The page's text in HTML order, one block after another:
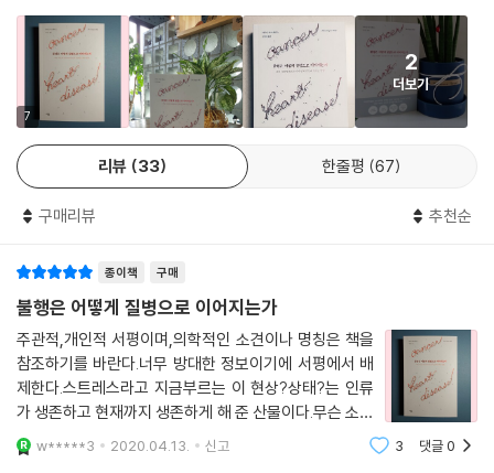
도 크다는 뜻이다. 예컨대 ACE 범주 네 가지 이상에 해당하는 사람은 ACE
지수가 0점인 사람에 비해 심장병과 암에 걸릴 가능성이 2배 컸고 만성폐
쇄성폐질환에 걸릴 가능성은 3.5배 컸다.
--- p.88
최초의 ACE 연구에 참여한 사람들 중 70퍼센트가 코카서스인종, 즉 백인
이었고, 70퍼센트가 대학 교육을 받았다. 게다가 참가자들은 카이저 의료
센터 환자들이니 훌륭한 의료 서비스를 누리고 있었다. 후속 ACE 연구들
도 최초의 연구 결과가 옳았음을 계속해서 입증했다. ACE 연구로 촉발된
과 무관하게 그 자체만으로 미국(과 전 세계)의 가장 흔하고 심각한 질병
다수의 위험 요인이라는 사실을 명백히 밝혀냈다.
--- p.90
디에고가 유독성 스트레스 반응을 겪고 있다는 점에는 의심의 여지가 없었
다. 아이가 네 살 때 당한 성적 학대도 그렇고, 그밖에도 디에고의 가족은
아이의 스트레스 반응 체계에 과도한 부담을 가하는 여러 곤란을 겪어왔기
환, 이혼으로 아이들이 받은 정신적 상처가 몸에 극렬한 질병으로 나타나
는 것을 생생하게 목격했다.
일반적인 치료법으로는 쉽게 건강을 회복하지 못하는 아이들을 만나서면
서 해리스는 아동기에 겪은 부정적인 경험이 정신 건강뿐만 아니라 면역계
와 뇌 발달에 심각한 영향을 미쳐 신체 건강에 까지 영향을 끼치는 것이 아
닌가하는 강한 의문을 품는다. 『불행은 어떻게 질병으로 이어지는가(원제
: The Deepest Well, 심심 刊)』는 의사이자 공중보건 전문가인 저자가
싼 의문들을 해결하기 위해 최신 과학 연구에 근거해 실질적인 증거를 찾
고 아동기의 부정적 경험이 주는 영향을 줄일 수 있는 방법을 임상에서 확
인한 과정을 담은 책이다. 해리스는 진료 현장의 경험과 지식을 바탕으로
왜 아동기 트라우마 문제가 일어나는 것인지, 어린 시절 스트레스에 노출
된 경험이 왜 중년기나 은퇴기에 건강 문제로 나타나는 것인지, 이에 대한
효과적인 치료법은 있는지, 우리와 우리 아이들의 건강을 지키기 위해서는
어떻게 해야 할지에 대한 물음들에 차근히 답한다.
7
2
더보기
리뷰 33 한줄평 67
구매리뷰 추천순
종이책 구매
불행은 어떻게 질병으로 이어지는가
주관적,개인적 서평이며,의학적인 소견이나 명칭은 책을
참조하기를 바란다.너무 방대한 정보이기에 서평에서 배
제한다.스트레스라고 지금부르는 이 현상?상태?는 인류
가 생존하고 현재까지 생존하게 해 준 산물이다.무슨 소리
냐고?묻는다면...예를 들어 숲속에서 곰을 만났다고 과정
하면 몸은 스트레스 반응 체계를 순서대로 시행한다. 투
w*****3 2020.04.13. 신고 3 댓글0